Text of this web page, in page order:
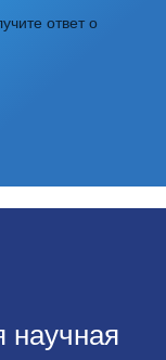
ответ о
научная